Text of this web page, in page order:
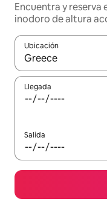
Encuentra y
inodoro de altura
Ubicación
Cuando los
Llegada
Salida